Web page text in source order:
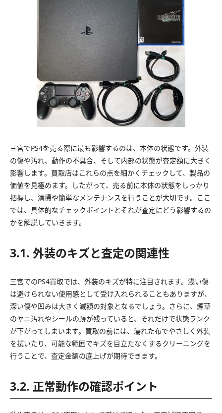
三宮でPS4を売る際に最も影響するのは、本体の状態です。外装
の傷や汚れ、動作の不具合、そして内部の状態が査定額に大きく
影響します。買取店はこれらの点を細かくチェックして、製品の
価値を見極めます。したがって、売る前に本体の状態をしっかり
把握し、清掃や簡単なメンテナンスを行うことが大切です。ここ
では、具体的なチェックポイントとそれが査定にどう影響するの
かを解説していきます。
3.1. 外装のキズと査定の関連性
三宮でのPS4買取では、外装のキズが特に注目されます。浅い傷
は避けられない使用感として受け入れられることもありますが、
深い傷や凹みは大きく減額の対象となるでしょう。さらに、煙草
のヤニ汚れやシールの跡が残っていると、それだけで状態ランク
が下がってしまいます。買取の前には、濡れた布でやさしく外装
を拭いたり、可能な範囲でキズを目立たなくするクリーニングを
行うことで、査定金額の底上げが期待できます。
3.2. 正常動作の確認ポイント